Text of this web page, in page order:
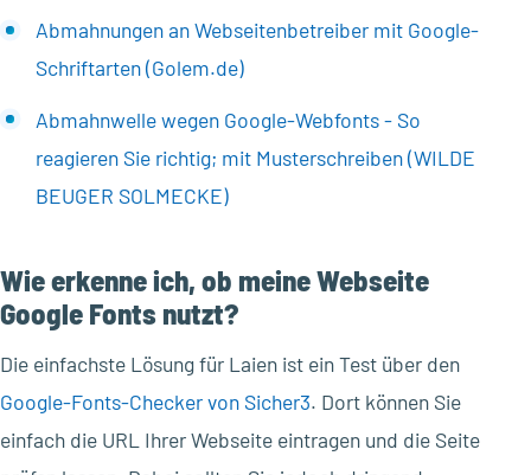
Abmahnungen an Webseitenbetreiber mit Google-
Schriftarten (Golem.de)
Abmahnwelle wegen Google-Webfonts - So
reagieren Sie richtig; mit Musterschreiben (WILDE
BEUGER SOLMECKE)
Wie erkenne ich, ob meine Webseite
Google Fonts nutzt?
Die einfachste Lösung für Laien ist ein Test über den
Google-Fonts-Checker von Sicher3. Dort können Sie
einfach die URL Ihrer Webseite eintragen und die Seite